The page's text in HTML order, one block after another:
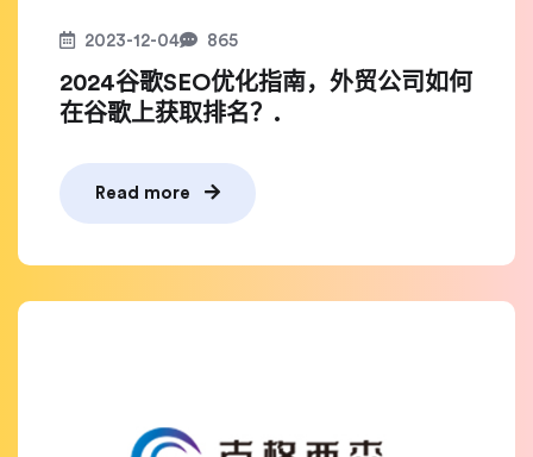
2023-12-04 865
2024谷歌SEO优化指南，外贸公司如何
在谷歌上获取排名？.
Read more